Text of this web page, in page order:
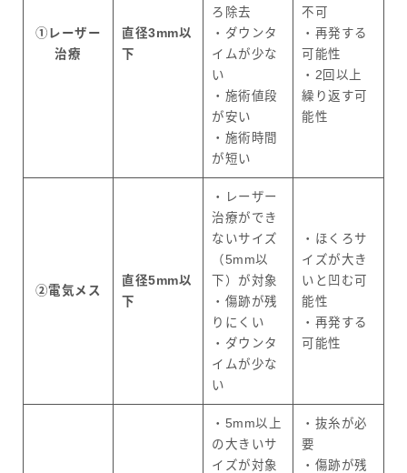
①レーザー
治療
直径3mm以
下
ろ除去
・ダウンタ
イムが少な
い
・施術値段
が安い
・施術時間
が短い
不可
・再発する
可能性
・2回以上
繰り返す可
能性
②電気メス
直径5mm以
下
・レーザー
治療ができ
ないサイズ
（5mm以
下）が対象
・傷跡が残
りにくい
・ダウンタ
イムが少な
い
・ほくろサ
イズが大き
いと凹む可
能性
・再発する
可能性
・5mm以上
の大きいサ
イズが対象
・抜糸が必
要
・傷跡が残